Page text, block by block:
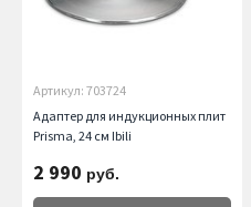
Артикул: 703724
Адаптер для индукционных плит
Prisma, 24 см Ibili
2 990 руб.